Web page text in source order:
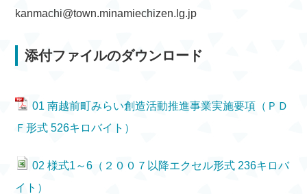
kanmachi@town.minamiechizen.lg.jp
添付ファイルのダウンロード
01 南越前町みらい創造活動推進事業実施要項（ＰＤ
Ｆ形式 526キロバイト）
02 様式1～6（２００７以降エクセル形式 236キロバ
イト）